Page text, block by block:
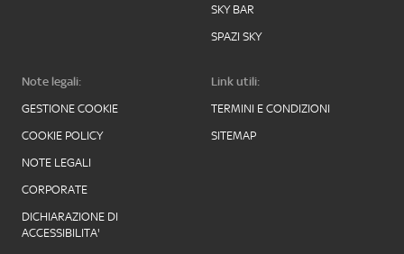
SKY BAR
SPAZI SKY
Note legali:
GESTIONE COOKIE
COOKIE POLICY
NOTE LEGALI
CORPORATE
DICHIARAZIONE DI
ACCESSIBILITA'
Link utili:
TERMINI E CONDIZIONI
SITEMAP